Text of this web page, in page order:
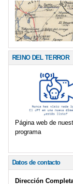
REINO DEL TERROR
Página web de
programa
Datos de contacto
Dirección